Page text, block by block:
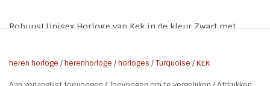
Robuust Unisex Horloge van Kek in de kleur Zwart met
heren horloge /herenhorloge /horloges /Turquoise / KEK